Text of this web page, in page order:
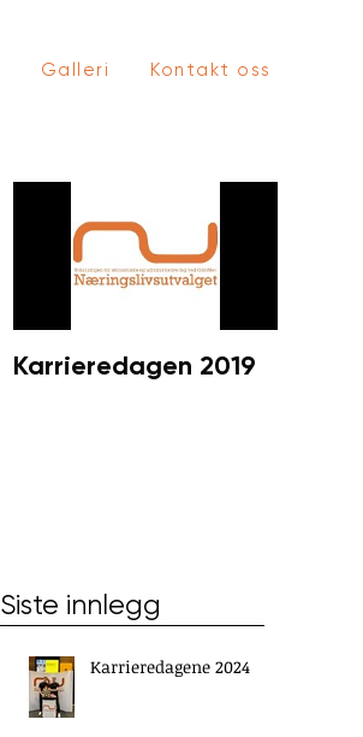
Galleri Kontakt oss
Karrieredagen 2019
Siste innlegg
Karrieredagene 2024